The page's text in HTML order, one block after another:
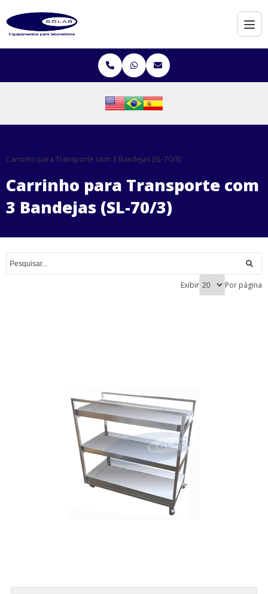
Carrinho para Transporte com 3 Bandejas (SL-70/3)
Carrinho para Transporte com
3 Bandejas (SL-70/3)
Exibir Por página